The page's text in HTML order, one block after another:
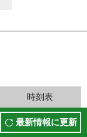
時刻表
最新情報に更新